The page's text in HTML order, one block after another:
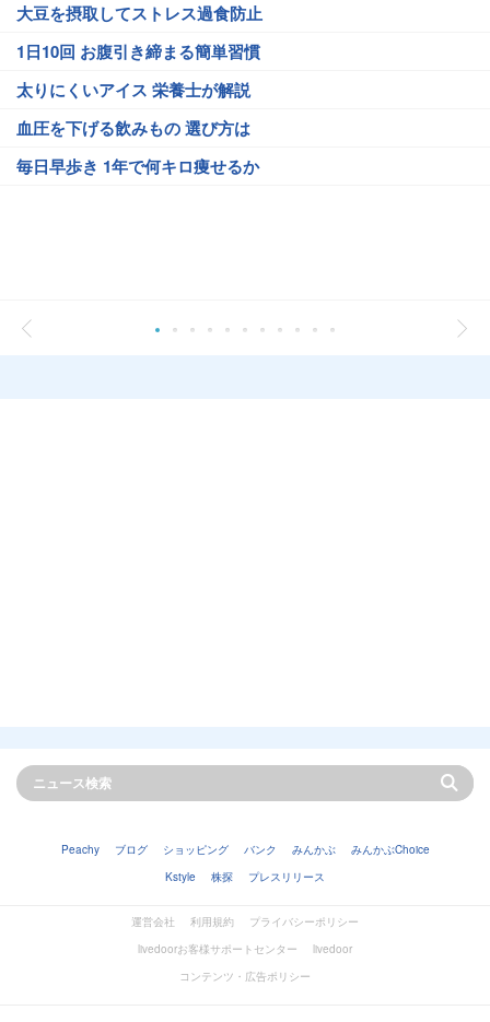
大豆を摂取してストレス過食防止
1日10回 お腹引き締まる簡単習慣
太りにくいアイス 栄養士が解説
血圧を下げる飲みもの 選び方は
毎日早歩き 1年で何キロ痩せるか
Peachy ブログ ショッピング バンク みんかぶ
みんかぶChoice
Kstyle
株探 プレスリリース
運営会社 利用規約
プライバシーポリシー
livedoorお客様サポートセンター
livedoor
コンテンツ・広告ポリシー